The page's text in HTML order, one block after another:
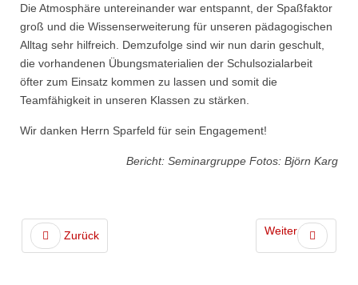
Die Atmosphäre untereinander war entspannt, der Spaßfaktor
groß und die Wissenserweiterung für unseren pädagogischen
Alltag sehr hilfreich. Demzufolge sind wir nun darin geschult,
die vorhandenen Übungsmaterialien der Schulsozialarbeit
öfter zum Einsatz kommen zu lassen und somit die
Teamfähigkeit in unseren Klassen zu stärken.
Wir danken Herrn Sparfeld für sein Engagement!
Bericht: Seminargruppe Fotos: Björn Karg
Zurück Weiter